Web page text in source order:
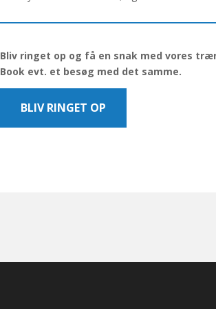
Bliv ringet op og få en snak med vores
Book evt. et besøg med det samme.
BLIV RINGET OP